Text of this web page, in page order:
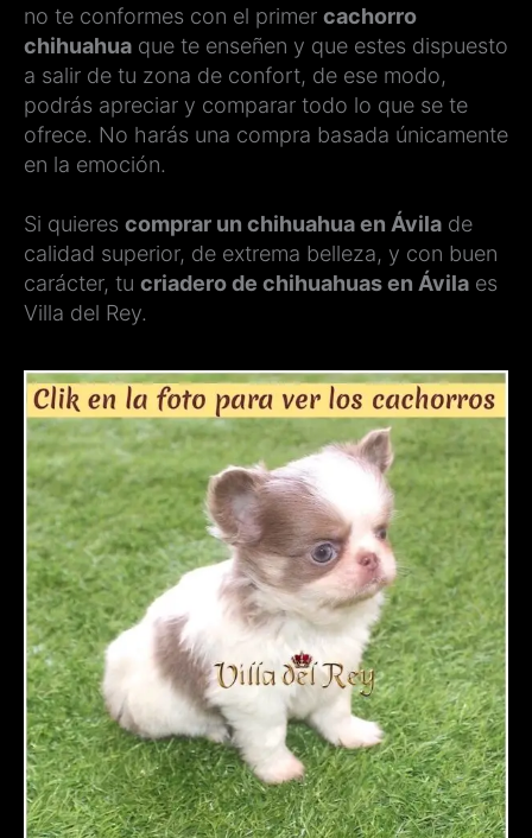
no te conformes con el primer cachorro
chihuahua que te enseñen y que estes dispuesto
a salir de tu zona de confort, de ese modo,
podrás apreciar y comparar todo lo que se te
ofrece. No harás una compra basada únicamente
en la emoción.
Si quieres comprar un chihuahua en Ávila de
calidad superior, de extrema belleza, y con buen
carácter, tu criadero de chihuahuas en Ávila es
Villa del Rey.